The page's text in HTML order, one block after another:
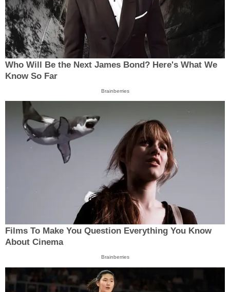
Who Will Be the Next James Bond? Here's What We
Know So Far
Brainberries
Films To Make You Question Everything You Know
About Cinema
Brainberries